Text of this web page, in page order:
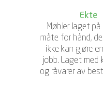
Ekte
Møbler laget på
måte for hånd,
ikke kan gjøre
jobb. Laget med
og råvarer av